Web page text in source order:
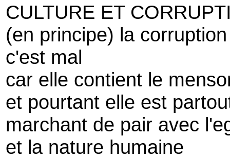
CULTURE ET
(en principe) la corruption
c'est mal
car elle contient le
et pourtant elle est
marchant de pair avec
et la nature humaine